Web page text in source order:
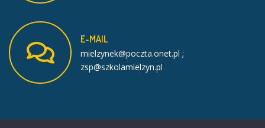
E-MAIL
mielzynek@poczta.onet.pl ;
zsp@szkolamielzyn.pl